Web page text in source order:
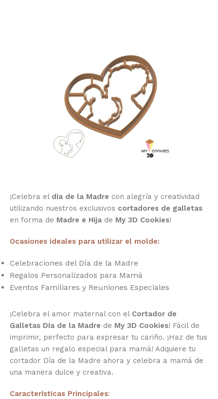
¡Celebra el día de la Madre con alegría y creatividad
utilizando nuestros exclusivos cortadores de galletas
en forma de Madre e Hija de My 3D Cookies!
Ocasiones ideales para utilizar el molde:
Celebraciones del Día de la Madre
Regalos Personalizados para Mamá
Eventos Familiares y Reuniones Especiales
¡Celebra el amor maternal con el Cortador de
Galletas Día de la Madre de My 3D Cookies! Fácil de
imprimir, perfecto para expresar tu cariño. ¡Haz de tus
galletas un regalo especial para mamá! Adquiere tu
cortador Día de la Madre ahora y celebra a mamá de
una manera dulce y creativa.
Características Principales: